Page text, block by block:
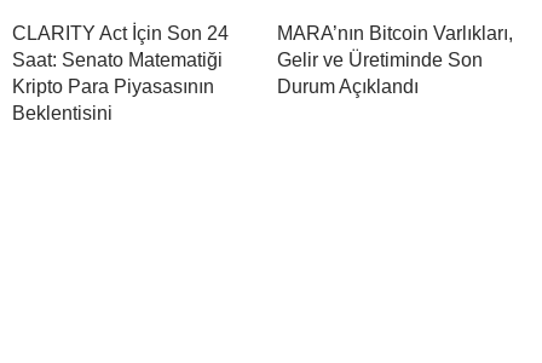
CLARITY Act İçin Son 24
Saat: Senato Matematiği
Kripto Para Piyasasının
Beklentisini
MARA’nın Bitcoin Varlıkları,
Gelir ve Üretiminde Son
Durum Açıklandı